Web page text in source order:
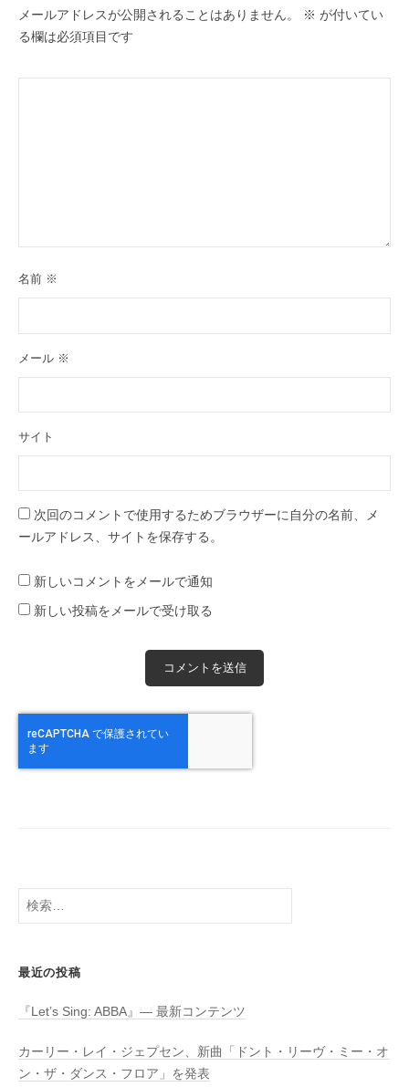
メールアドレスが公開されることはありません。 ※ が付いてい
る欄は必須項目です
名前 ※
メール ※
サイト
次回のコメントで使用するためブラウザーに自分の名前、メ
ールアドレス、サイトを保存する。
新しいコメントをメールで通知
新しい投稿をメールで受け取る
検
索:
最近の投稿
『Let’s Sing: ABBA』― 最新コンテンツ
カーリー・レイ・ジェプセン、新曲「ドント・リーヴ・ミー・オ
ン・ザ・ダンス・フロア」を発表